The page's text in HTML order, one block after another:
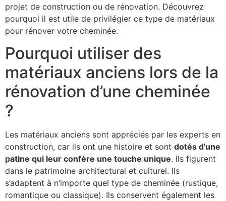
projet de construction ou de rénovation. Découvrez
pourquoi il est utile de privilégier ce type de matériaux
pour rénover votre cheminée.
Pourquoi utiliser des
matériaux anciens lors de la
rénovation d’une cheminée
?
Les matériaux anciens sont appréciés par les experts en
construction, car ils ont une histoire et sont dotés d’une
patine qui leur confère une touche unique. Ils figurent
dans le patrimoine architectural et culturel. Ils
s’adaptent à n’importe quel type de cheminée (rustique,
romantique ou classique). Ils conservent également les